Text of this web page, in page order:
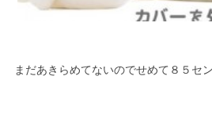
まだあきらめてないのでせめて８５セ